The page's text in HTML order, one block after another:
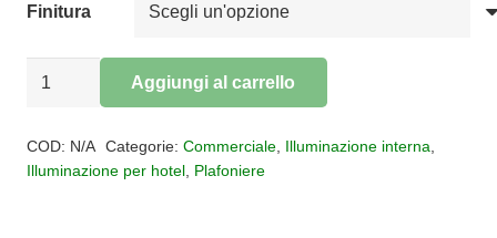
Finitura
Plafoniera
BUNGEE
70
Aggiungi al carrello
COD: N/A Categorie: Commerciale, Illuminazione interna
Illuminazione per hotel Plafoniere